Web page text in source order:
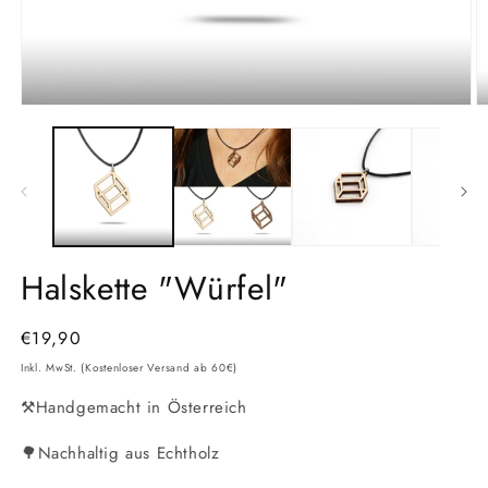
Halskette "Würfel"
Normaler
Preis
€19,90
Inkl. MwSt. (Kostenloser Versand ab 60€)
⚒️Handgemacht in Österreich
🌳Nachhaltig aus Echtholz